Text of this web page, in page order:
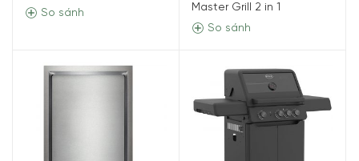
So sánh
Master Grill 2 in 1
So sánh